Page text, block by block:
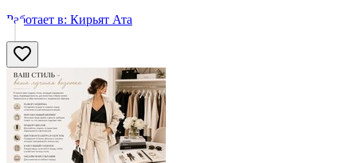
Работает в: Кирьят Ата